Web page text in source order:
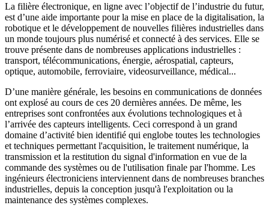
La filière électronique, en ligne avec l’objectif de l’industrie du futur,
est d’une aide importante pour la mise en place de la digitalisation, la
robotique et le développement de nouvelles filières industrielles dans
un monde toujours plus numérisé et connecté à des services. Elle se
trouve présente dans de nombreuses applications industrielles :
transport, télécommunications, énergie, aérospatial, capteurs,
optique, automobile, ferroviaire, videosurveillance, médical...
D’une manière générale, les besoins en communications de données
ont explosé au cours de ces 20 dernières années. De même, les
entreprises sont confrontées aux évolutions technologiques et à
l’arrivée des capteurs intelligents. Ceci correspond à un grand
domaine d’activité bien identifié qui englobe toutes les technologies
et techniques permettant l'acquisition, le traitement numérique, la
transmission et la restitution du signal d'information en vue de la
commande des systèmes ou de l'utilisation finale par l'homme. Les
ingénieurs électroniciens interviennent dans de nombreuses branches
industrielles, depuis la conception jusqu'à l'exploitation ou la
maintenance des systèmes complexes.